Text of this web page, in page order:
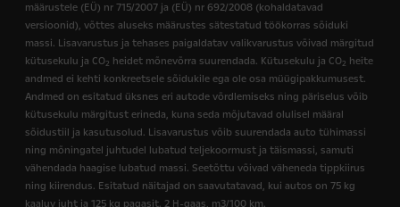
määrustele (EÜ) nr 715/2007 ja (EÜ) nr 692/2008 (kohaldatavad
versioonid), võttes aluseks määrustes sätestatud töökorras sõiduki
massi. Lisavarustus ja tehases paigaldatav valikvarustus võivad märgitud
kütusekulu ja CO2 heidet mõnevõrra suurendada. Kütusekulu ja CO2 heite
andmed ei kehti konkreetsele sõidukile ega ole osa müügipakkumusest.
Andmed on esitatud üksnes eri autode võrdlemiseks ning päriselus võib
kütusekulu märgitust erineda, kuna seda mõjutavad olulisel määral
sõidustiil ja kasutusolud. Lisavarustus võib suurendada auto tühimassi
ning mõningatel juhtudel lubatud teljekoormust ja täismassi, samuti
vähendada haagise lubatud massi. Seetõttu võivad väheneda tippkiirus
ning kiirendus. Esitatud näitajad on saavutatavad, kui autos on 75 kg
kaaluv juht ja 125 kg pagasit. 2 H-gaas, m3/100 km.